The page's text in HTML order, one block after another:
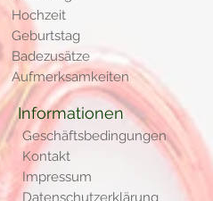
Hochzeit
Geburtstag
Badezusätze
Aufmerksamkeiten
Informationen
Geschäftsbedingungen
Kontakt
Impressum
Datenschutzerklärung